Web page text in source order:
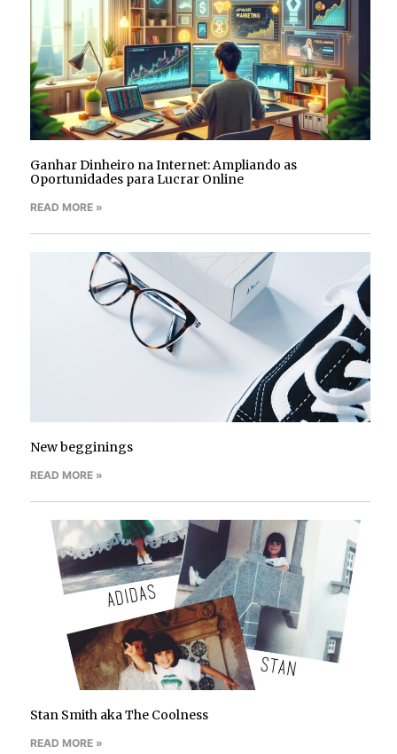
Ganhar Dinheiro na Internet: Ampliando as
Oportunidades para Lucrar Online
READ MORE »
New begginings
READ MORE »
Stan Smith aka The Coolness
READ MORE »